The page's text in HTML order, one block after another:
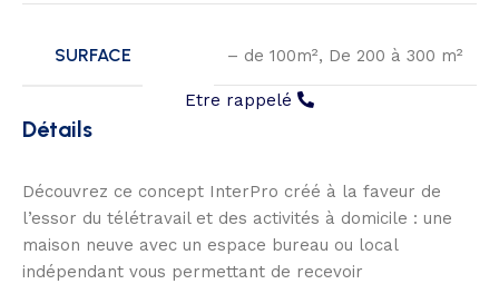
SURFACE – de 100m², De 200 à 300 m²
Etre rappelé
Détails
Découvrez ce concept InterPro créé à la faveur de
l’essor du télétravail et des activités à domicile : une
maison neuve avec un espace bureau ou local
indépendant vous permettant de recevoir